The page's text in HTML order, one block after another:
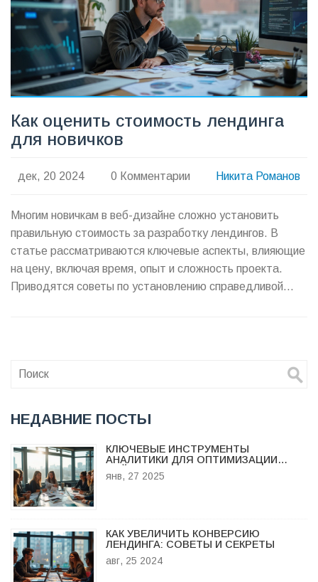
Как оценить стоимость лендинга
для новичков
дек, 20 2024 0 Комментарии Никита Романов
Многим новичкам в веб-дизайне сложно установить
правильную стоимость за разработку лендингов. В
статье рассматриваются ключевые аспекты, влияющие
на цену, включая время, опыт и сложность проекта.
Приводятся советы по установлению справедливой
уверенно входить на рынок.
НЕДАВНИЕ ПОСТЫ
КЛЮЧЕВЫЕ ИНСТРУМЕНТЫ
АНАЛИТИКИ ДЛЯ ОПТИМИЗАЦИИ
САЙТА
янв, 27 2025
КАК УВЕЛИЧИТЬ КОНВЕРСИЮ
ЛЕНДИНГА: СОВЕТЫ И СЕКРЕТЫ
авг, 25 2024